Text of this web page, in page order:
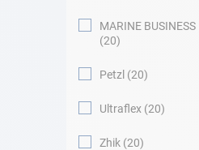
MARINE BUSINESS
20
Petzl 20
Ultraflex 20
Zhik 20